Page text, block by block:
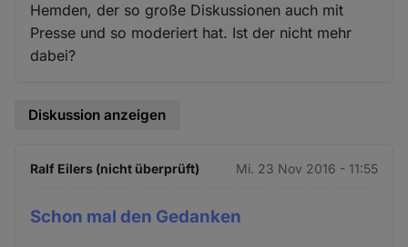
Hemden, der so große Diskussionen auch mit
Presse und so moderiert hat. Ist der nicht mehr
dabei?
Diskussion anzeigen
Ralf Eilers (nicht überprüft) Mi. 23 Nov 2016 - 11:55
Schon mal den Gedanken